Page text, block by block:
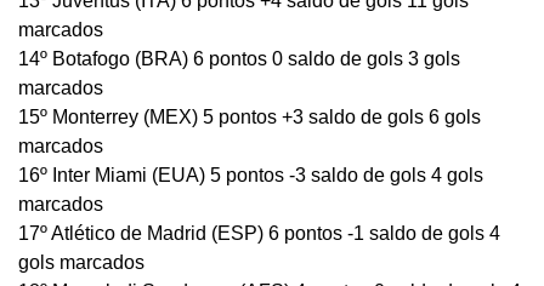
marcados
14º Botafogo (BRA) 6 pontos 0 saldo de gols 3 gols
marcados
15º Monterrey (MEX) 5 pontos +3 saldo de gols 6 gols
marcados
16º Inter Miami (EUA) 5 pontos -3 saldo de gols 4 gols
marcados
17º Atlético de Madrid (ESP) 6 pontos -1 saldo de gols 4
gols marcados